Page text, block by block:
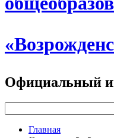
Официальный
Главная